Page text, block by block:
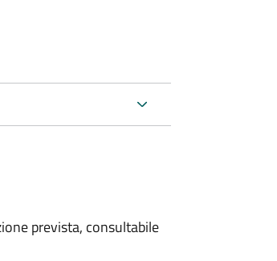
prevista, consultabile